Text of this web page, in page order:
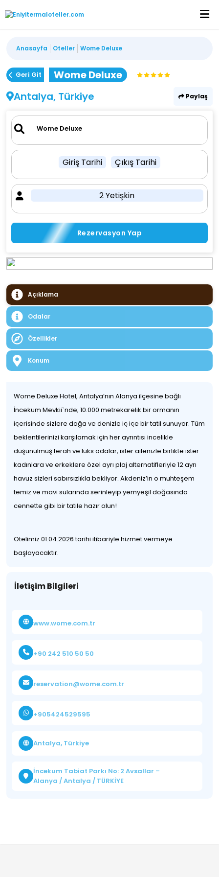
Anasayfa Oteller Wome Deluxe
Geri Git
Wome Deluxe
Antalya, Türkiye
Paylaş
Giriş Tarihi Çıkış Tarihi
2 Yetişkin
Rezervasyon Yap
Açıklama
Odalar
Özellikler
Konum
Wome Deluxe Hotel, Antalya’nın Alanya ilçesine bağlı
İncekum Mevkii`nde; 10.000 metrekarelik bir ormanın
içerisinde sizlere doğa ve denizle iç içe bir tatil sunuyor. Tüm
beklentilerinizi karşılamak için her ayrıntısı incelikle
düşünülmüş ferah ve lüks odalar, ister ailenizle birlikte ister
kadınlara ve erkeklere özel ayrı plaj alternatifleriyle 12 ayrı
havuz sizleri sabırsızlıkla bekliyor. Akdeniz’in o muhteşem
temiz ve mavi sularında serinleyip yemyeşil doğasında
cennette gibi bir tatile hazır olun!
Otelimiz 01.04.2026 tarihi itibariyle hizmet vermeye
başlayacaktır.
İletişim Bilgileri
www.wome.com.tr
+90 242 510 50 50
reservation@wome.com.tr
+905424529595
Antalya, Türkiye
İncekum Tabiat Parkı No: 2 Avsallar –
Alanya / Antalya / TÜRKİYE